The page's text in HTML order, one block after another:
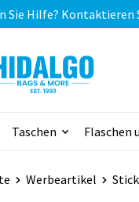
Sie Hilfe? Kontaktieren
Taschen Flaschen
Werbeartikel